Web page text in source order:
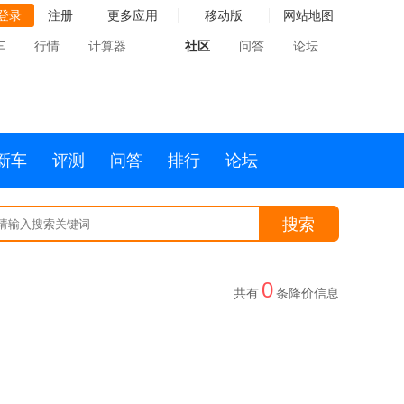
录 注册 更多应用 移动版 网站地图
行情 计算器 社区 问答 论坛
车 评测 问答 排行 论坛
搜索
共有 0条降价信息